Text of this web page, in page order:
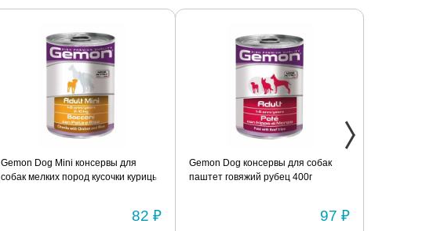
Gemon Dog Mini консервы для
собак мелких пород кусочки курицы
82 ₽
Gemon Dog консервы для собак
паштет говяжий рубец 400г
97 ₽